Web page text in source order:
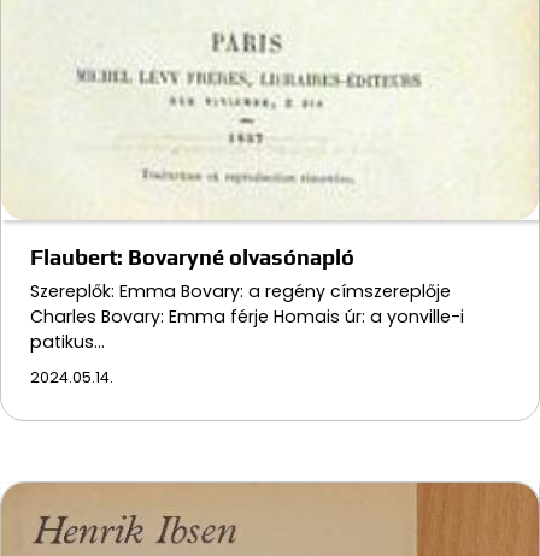
Flaubert: Bovaryné olvasónapló
Szereplők: Emma Bovary: a regény címszereplője
Charles Bovary: Emma férje Homais úr: a yonville-i
patikus…
2024.05.14.